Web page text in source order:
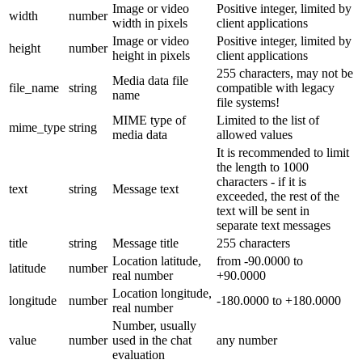
width
number
Image or video
width in pixels
Positive integer, limited by
client applications
height
number
Image or video
height in pixels
Positive integer, limited by
client applications
file_name string
Media data file
name
255 characters, may not be
compatible with legacy
file systems!
mime_type string
MIME type of
media data
Limited to the list of
allowed values
text string Message text
It is recommended to limit
the length to 1000
characters - if it is
exceeded, the rest of the
text will be sent in
separate text messages
title
string Message title
255 characters
latitude
number
Location latitude,
real number
from -90.0000 to
+90.0000
longitude
number
Location longitude,
real number
-180.0000 to +180.0000
value number
Number, usually
used in the chat
evaluation
any number